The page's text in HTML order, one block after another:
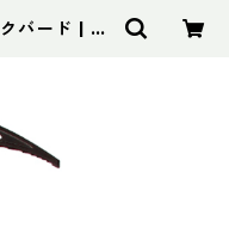
バード | ア